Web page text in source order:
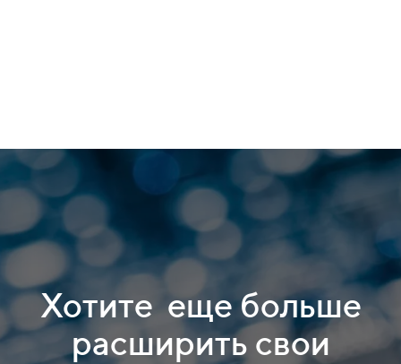
Хотите еще больше
расширить свои